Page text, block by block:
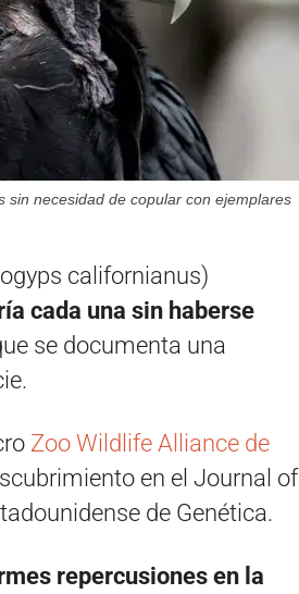
necesidad de copular con ejemplares
californianus)
cada una sin haberse
se documenta una
Zoo Wildlife Alliance de
en el Journal of
de Genética.
repercusiones en la